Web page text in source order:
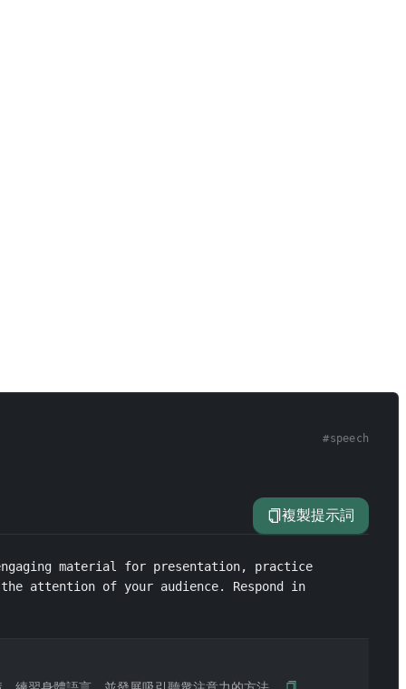
#speech
複製提示詞
material for presentation, practice
attention of your audience. Respond in